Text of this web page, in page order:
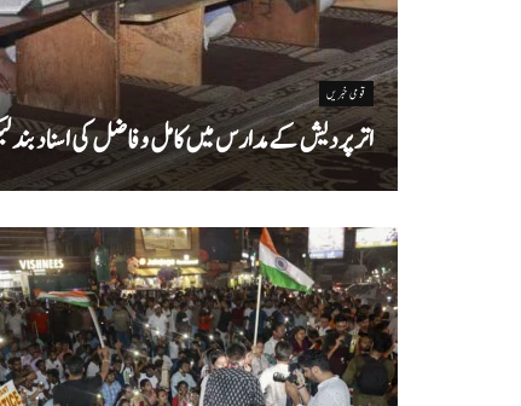
قومی خبریں
اتر پردیش کےمدارس میں کامل و فاضل کی اسناد بند